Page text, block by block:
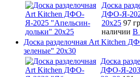
Доска
ДФО-Я-
20х25 97
наличии В
Доска разделочная Art Kitchen
зеленые" 20х30
Доска
ДФО-Я-